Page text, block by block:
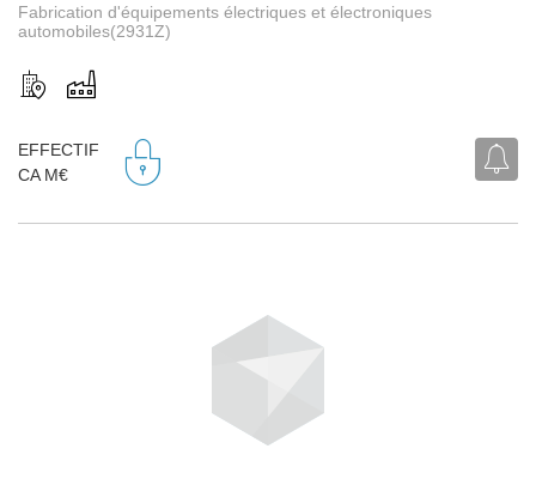
Fabrication d'équipements électriques et électroniques
automobiles(2931Z)
EFFECTIF
CA M€